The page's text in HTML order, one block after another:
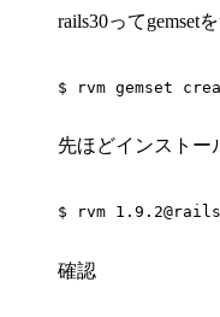
rails30ってgemset
先ほどインストー
確認